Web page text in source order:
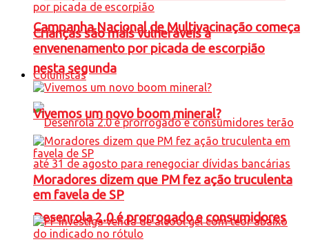
Campanha Nacional de Multivacinação começa
nesta segunda
Desenrola 2.0 é prorrogado e consumidores
Crianças são mais vulneráveis a
envenenamento por picada de escorpião
Colunistas
Vivemos um novo boom mineral?
Moradores dizem que PM fez ação truculenta
em favela de SP